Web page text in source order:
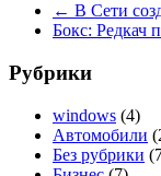
← В Сети
Бокс: Редкач
Рубрики
windows (4)
Автомобили
Без рубрики